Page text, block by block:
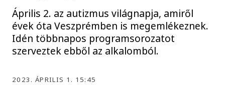
Április 2. az autizmus világnapja, amiről
évek óta Veszprémben is megemlékeznek.
Idén többnapos programsorozatot
szerveztek ebből az alkalomból.
2023. ÁPRILIS 1. 15:45